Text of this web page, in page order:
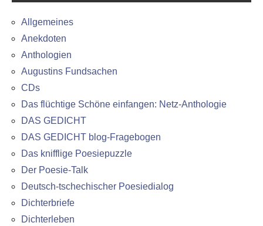
Allgemeines
Anekdoten
Anthologien
Augustins Fundsachen
CDs
Das flüchtige Schöne einfangen: Netz-Anthologie
DAS GEDICHT
DAS GEDICHT blog-Fragebogen
Das knifflige Poesiepuzzle
Der Poesie-Talk
Deutsch-tschechischer Poesiedialog
Dichterbriefe
Dichterleben